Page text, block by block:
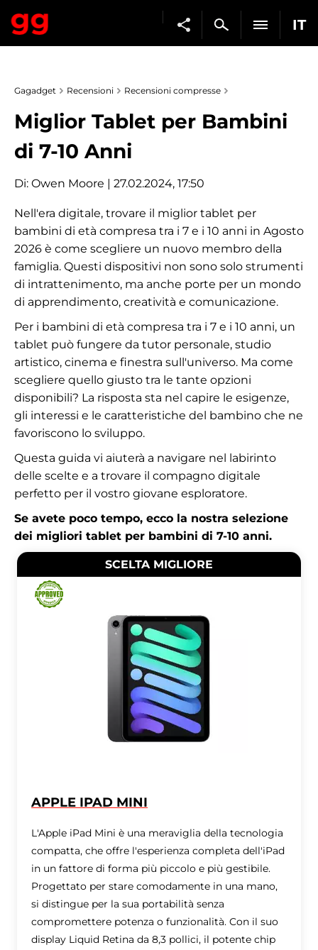
IT
Gagadget Recensioni Recensioni compresse
Miglior Tablet per Bambini
di 7-10 Anni
Di: Owen Moore | 27.02.2024, 17:50
Nell'era digitale, trovare il miglior tablet per
bambini di età compresa tra i 7 e i 10 anni in Agosto
2026 è come scegliere un nuovo membro della
famiglia. Questi dispositivi non sono solo strumenti
di intrattenimento, ma anche porte per un mondo
di apprendimento, creatività e comunicazione.
Per i bambini di età compresa tra i 7 e i 10 anni, un
tablet può fungere da tutor personale, studio
artistico, cinema e finestra sull'universo. Ma come
scegliere quello giusto tra le tante opzioni
disponibili? La risposta sta nel capire le esigenze,
gli interessi e le caratteristiche del bambino che ne
favoriscono lo sviluppo.
Questa guida vi aiuterà a navigare nel labirinto
delle scelte e a trovare il compagno digitale
perfetto per il vostro giovane esploratore.
Se avete poco tempo, ecco la nostra selezione
dei migliori tablet per bambini di 7-10 anni.
SCELTA MIGLIORE
APPLE IPAD MINI
L'Apple iPad Mini è una meraviglia della tecnologia
compatta, che offre l'esperienza completa dell'iPad
in un fattore di forma più piccolo e più gestibile.
Progettato per stare comodamente in una mano,
si distingue per la sua portabilità senza
compromettere potenza o funzionalità. Con il suo
display Liquid Retina da 8,3 pollici, il potente chip